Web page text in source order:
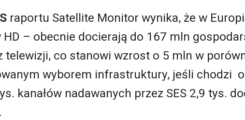
raportu Satellite Monitor wynika, że w
HD – obecnie docierają do 167 mln
co stanowi wzrost o 5 mln w
wyborem infrastruktury, jeśli chodzi
kanałów nadawanych przez SES 2,9 tys.